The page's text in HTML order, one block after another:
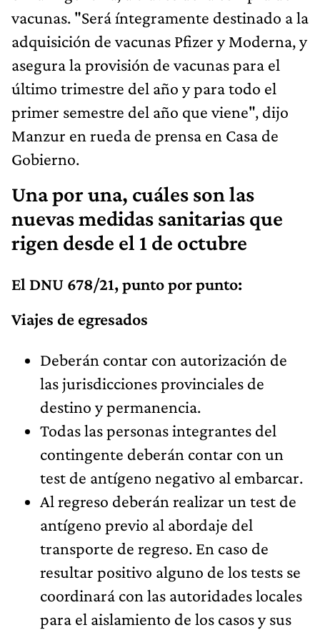
vacunas. "Será íntegramente destinado a la
adquisición de vacunas Pfizer y Moderna, y
asegura la provisión de vacunas para el
último trimestre del año y para todo el
primer semestre del año que viene", dijo
Manzur en rueda de prensa en Casa de
Gobierno.
Una por una, cuáles son las
nuevas medidas sanitarias que
rigen desde el 1 de octubre
El DNU 678/21, punto por punto:
Viajes de egresados
Deberán contar con autorización de
las jurisdicciones provinciales de
destino y permanencia.
Todas las personas integrantes del
contingente deberán contar con un
test de antígeno negativo al embarcar.
Al regreso deberán realizar un test de
antígeno previo al abordaje del
transporte de regreso. En caso de
resultar positivo alguno de los tests se
coordinará con las autoridades locales
para el aislamiento de los casos y sus